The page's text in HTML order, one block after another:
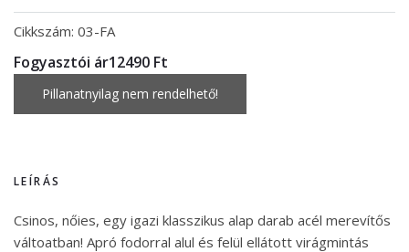
Cikkszám: 03-FA
Fogyasztói ár12490 Ft
LEÍRÁS
Csinos, nőies, egy igazi klasszikus alap darab acél merevítős
váltoatban! Apró fodorral alul és felül ellátott virágmintás